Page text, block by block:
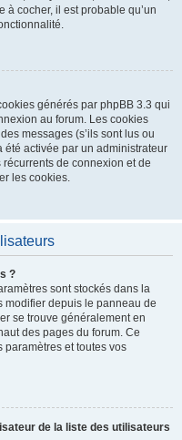
à cocher, il est probable qu’un
générés par phpBB 3.3 qui
au forum. Les cookies
messages (s’ils sont lus ou
été activée par un administrateur
de connexion et de
les cookies.
?
sont stockés dans la
modifier depuis le panneau de
se trouve généralement en
des pages du forum. Ce
paramètres et toutes vos
de la liste des utilisateurs